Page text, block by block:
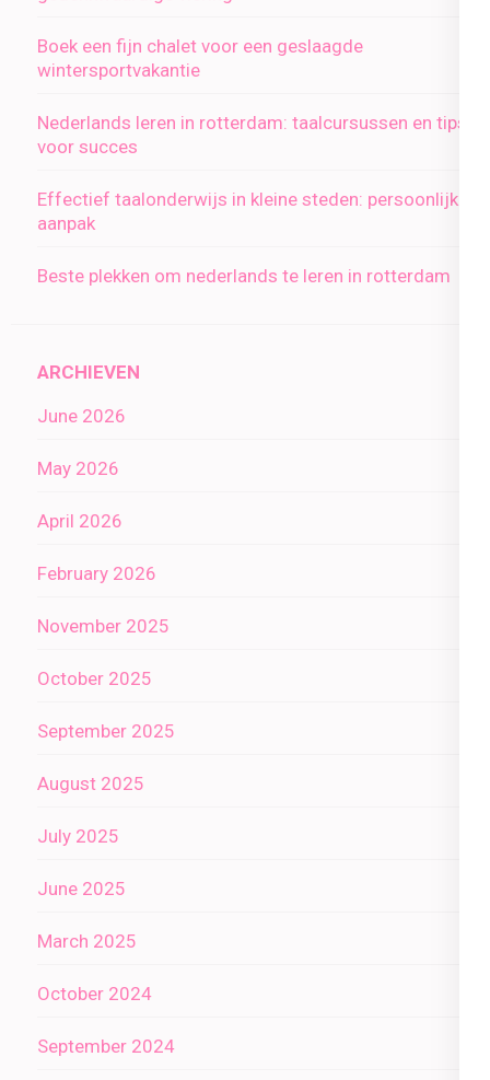
Boek een fijn chalet voor een geslaagde
wintersportvakantie
Nederlands leren in rotterdam: taalcursussen en tips
voor succes
Effectief taalonderwijs in kleine steden: persoonlijke
aanpak
Beste plekken om nederlands te leren in rotterdam
ARCHIEVEN
June 2026
May 2026
April 2026
February 2026
November 2025
October 2025
September 2025
August 2025
July 2025
June 2025
March 2025
October 2024
September 2024